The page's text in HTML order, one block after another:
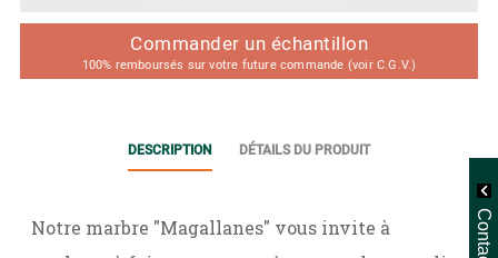
Commander un échantillon
100% remboursés sur votre future commande (voir C.G.V.)
DESCRIPTION DÉTAILS DU PRODUIT
Notre marbre "Magallanes" vous invite à